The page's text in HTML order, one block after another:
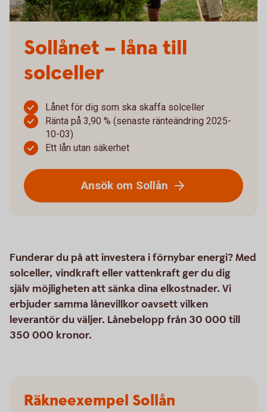
Sollånet – låna till
solceller
Lånet för dig som ska skaffa solceller
Ränta på 3,90 % (senaste ränteändring 2025-
10-03)
Ett lån utan säkerhet
Ansök om Sollån
Funderar du på att investera i förnybar energi? Med
solceller, vindkraft eller vattenkraft ger du dig
själv möjligheten att sänka dina elkostnader. Vi
erbjuder samma lånevillkor oavsett vilken
leverantör du väljer. Lånebelopp från 30 000 till
350 000 kronor.
Räkneexempel Sollån